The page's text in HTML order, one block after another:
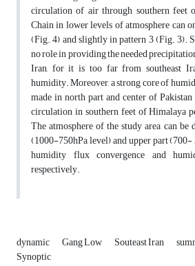
circulation of air through southern feet
Chain in lower levels of atmosphere can
(Fig. 4) and slightly in pattern 3 (Fig. 3).
no role in providing the needed
Iran, for it is too far from southeast
humidity. Moreover, a strong core of
made in north part and center of
circulation in southern feet of Himalaya
The atmosphere of the study area can
(1000-750hPa level) and upper part
humidity flux convergence and
respectively.
dynamic Gang Low Souteast Iran
Synoptic